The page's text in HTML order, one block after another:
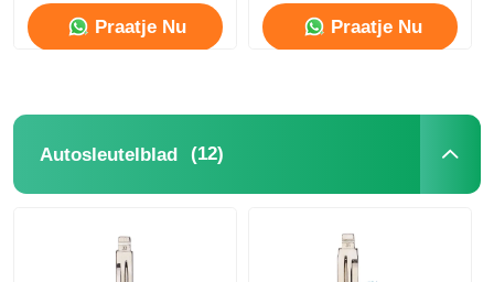
Praatje Nu Praatje Nu
Autosleutelblad (12)